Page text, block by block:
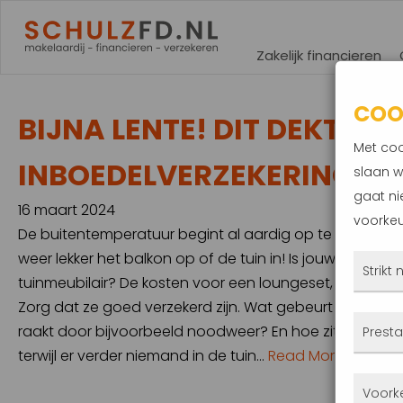
Zakelijk financieren
BIJNA LENTE! DIT DEKT EEN
INBOEDELVERZEKERING IN
16 maart 2024
De buitentemperatuur begint al aardig op te lopen en
weer lekker het balkon op of de tuin in! Is jouw tuin er
tuinmeubilair? De kosten voor een loungeset,
Zorg dat ze goed verzekerd zijn. Wat gebeurt er als
raakt door bijvoorbeeld noodweer? En hoe zit het als
terwijl er verder niemand in de tuin… Read More
Met
slaan
gaat
Strikt